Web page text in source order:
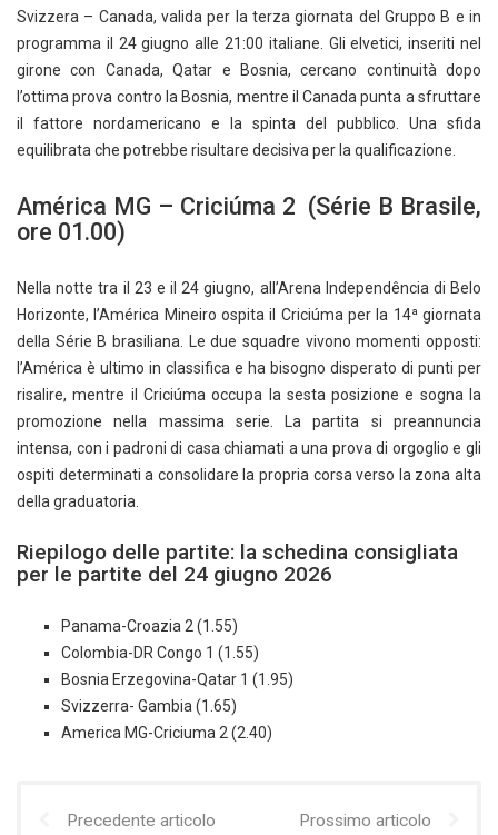
Svizzera – Canada, valida per la terza giornata del Gruppo B e in
programma il 24 giugno alle 21:00 italiane. Gli elvetici, inseriti nel
girone con Canada, Qatar e Bosnia, cercano continuità dopo
l’ottima prova contro la Bosnia, mentre il Canada punta a sfruttare
il fattore nordamericano e la spinta del pubblico. Una sfida
equilibrata che potrebbe risultare decisiva per la qualificazione.
América MG – Criciúma 2 (Série B Brasile,
ore 01.00)
Nella notte tra il 23 e il 24 giugno, all’Arena Independência di Belo
Horizonte, l’América Mineiro ospita il Criciúma per la 14ª giornata
della Série B brasiliana. Le due squadre vivono momenti opposti:
l’América è ultimo in classifica e ha bisogno disperato di punti per
risalire, mentre il Criciúma occupa la sesta posizione e sogna la
promozione nella massima serie. La partita si preannuncia
intensa, con i padroni di casa chiamati a una prova di orgoglio e gli
ospiti determinati a consolidare la propria corsa verso la zona alta
della graduatoria.
Riepilogo delle partite: la schedina consigliata
per le partite del 24 giugno 2026
Panama-Croazia 2 (1.55)
Colombia-DR Congo 1 (1.55)
Bosnia Erzegovina-Qatar 1 (1.95)
Svizzerra- Gambia (1.65)
America MG-Criciuma 2 (2.40)
Precedente articolo Prossimo articolo